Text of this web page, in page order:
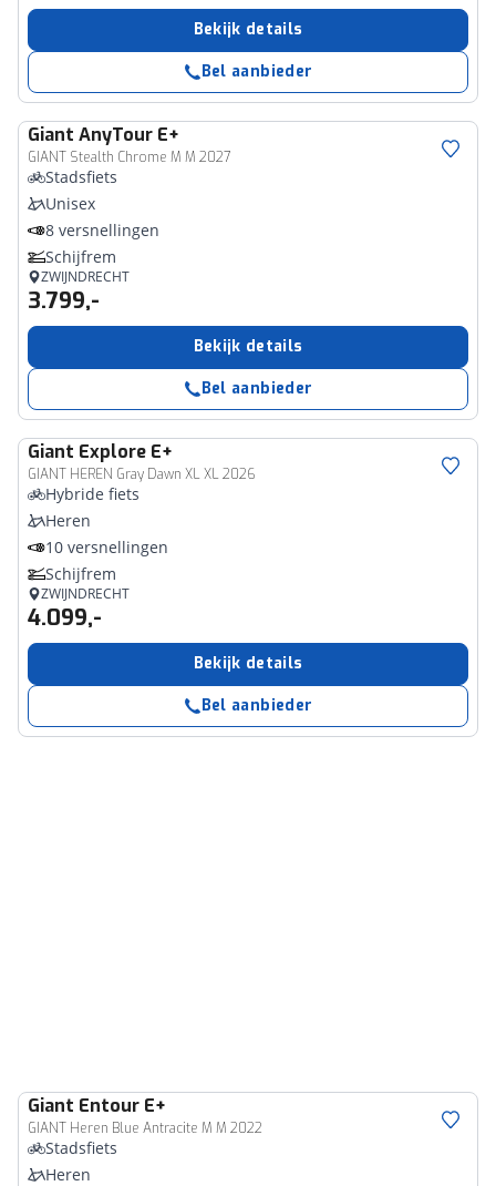
Bekijk details
Bel aanbieder
Giant AnyTour E+
GIANT Stealth Chrome M M 2027
Stadsfiets
Unisex
8 versnellingen
Schijfrem
ZWIJNDRECHT
3.799,-
Bekijk details
Bel aanbieder
Giant Explore E+
GIANT HEREN Gray Dawn XL XL 2026
Hybride fiets
Heren
10 versnellingen
Schijfrem
ZWIJNDRECHT
4.099,-
Bekijk details
Bel aanbieder
Giant Entour E+
GIANT Heren Blue Antracite M M 2022
Stadsfiets
Heren